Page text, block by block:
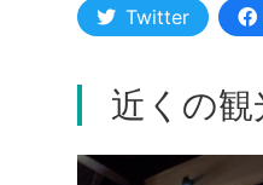
Twitter
近くの観